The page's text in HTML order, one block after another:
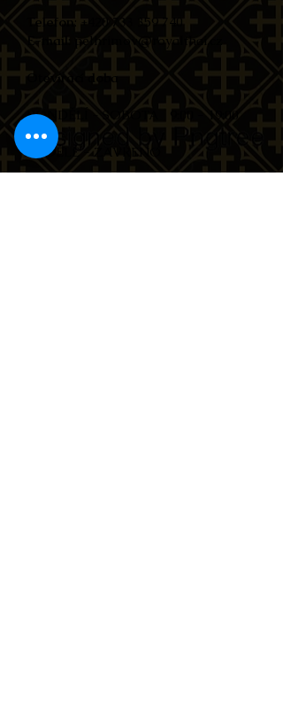
Telefon
+420 733 359 740
E-mail
pelhrimov@royalthai.cz
Otevírací doba ​
PONDĚLÍ - SOBOTA ​9:00 - 19:00​​
NEDĚLĚ - ZAVŘENO​